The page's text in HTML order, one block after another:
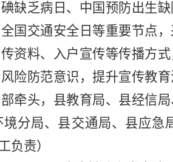
缺乏病日、中国预防出生
国交通安全日等重要节点
资料、入户宣传等传播方式
险防范意识 ，提升宣传教育
牵头，县教育局、县经信
境分局、县交通局、县应急
负责）